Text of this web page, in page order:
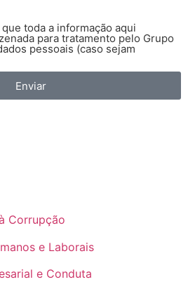
toda a informação aqui
para tratamento pelo Grupo
pessoais (caso sejam
Enviar
Corrupção
e Laborais
e Conduta